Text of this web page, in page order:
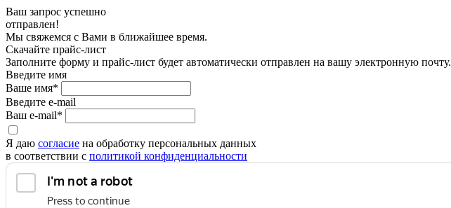
Ваш запрос успешно
отправлен!
Мы свяжемся с Вами в ближайшее время.
Скачайте прайс-лист
Заполните форму и прайс-лист будет автоматически отправлен на вашу электронную почту.
Введите имя
Ваше имя*
Введите e-mail
Ваш e-mail*
Я даю согласие на обработку персональных данных
в соответствии с политикой конфиденциальности